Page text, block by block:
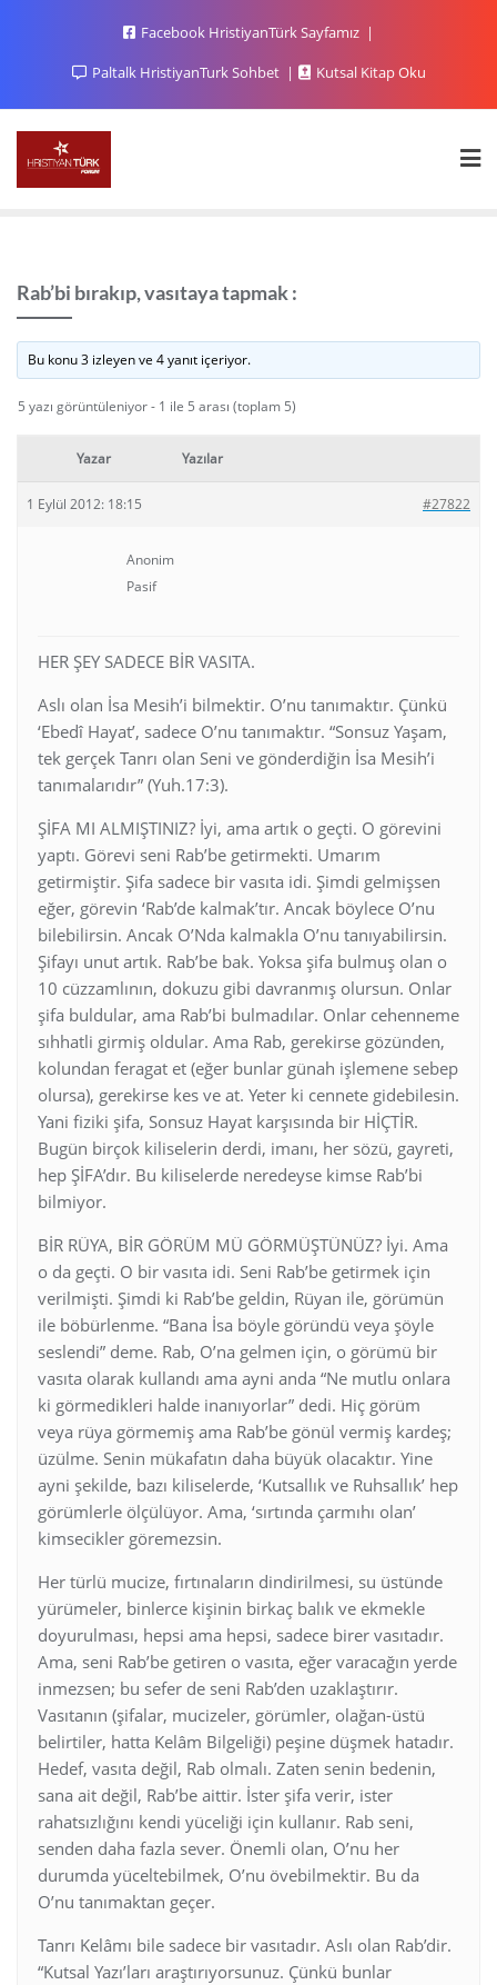
Facebook HristiyanTürk Sayfamız
Paltalk HristiyanTurk Sohbet
Kutsal Kitap Oku
Rab’bi bırakıp, vasıtaya tapmak :
Bu konu 3 izleyen ve 4 yanıt içeriyor.
5 yazı görüntüleniyor - 1 ile 5 arası (toplam 5)
Yazar Yazılar
1 Eylül 2012: 18:15 #27822
Anonim
Pasif
HER ŞEY SADECE BİR VASITA.
Aslı olan İsa Mesih’i bilmektir. O’nu tanımaktır. Çünkü
‘Ebedî Hayat’, sadece O’nu tanımaktır. “Sonsuz Yaşam,
tek gerçek Tanrı olan Seni ve gönderdiğin İsa Mesih’i
tanımalarıdır” (Yuh.17:3).
ŞİFA MI ALMIŞTINIZ? İyi, ama artık o geçti. O görevini
yaptı. Görevi seni Rab’be getirmekti. Umarım
getirmiştir. Şifa sadece bir vasıta idi. Şimdi gelmişsen
eğer, görevin ‘Rab’de kalmak’tır. Ancak böylece O’nu
bilebilirsin. Ancak O’Nda kalmakla O’nu tanıyabilirsin.
Şifayı unut artık. Rab’be bak. Yoksa şifa bulmuş olan o
10 cüzzamlının, dokuzu gibi davranmış olursun. Onlar
şifa buldular, ama Rab’bi bulmadılar. Onlar cehenneme
sıhhatli girmiş oldular. Ama Rab, gerekirse gözünden,
kolundan feragat et (eğer bunlar günah işlemene sebep
olursa), gerekirse kes ve at. Yeter ki cennete gidebilesin.
Yani fiziki şifa, Sonsuz Hayat karşısında bir HİÇTİR.
Bugün birçok kiliselerin derdi, imanı, her sözü, gayreti,
hep ŞİFA’dır. Bu kiliselerde neredeyse kimse Rab’bi
bilmiyor.
BİR RÜYA, BİR GÖRÜM MÜ GÖRMÜŞTÜNÜZ? İyi. Ama
o da geçti. O bir vasıta idi. Seni Rab’be getirmek için
verilmişti. Şimdi ki Rab’be geldin, Rüyan ile, görümün
ile böbürlenme. “Bana İsa böyle göründü veya şöyle
seslendi” deme. Rab, O’na gelmen için, o görümü bir
vasıta olarak kullandı ama ayni anda “Ne mutlu onlara
ki görmedikleri halde inanıyorlar” dedi. Hiç görüm
veya rüya görmemiş ama Rab’be gönül vermiş kardeş;
üzülme. Senin mükafatın daha büyük olacaktır. Yine
ayni şekilde, bazı kiliselerde, ‘Kutsallık ve Ruhsallık’ hep
görümlerle ölçülüyor. Ama, ‘sırtında çarmıhı olan’
kimsecikler göremezsin.
Her türlü mucize, fırtınaların dindirilmesi, su üstünde
yürümeler, binlerce kişinin birkaç balık ve ekmekle
doyurulması, hepsi ama hepsi, sadece birer vasıtadır.
Ama, seni Rab’be getiren o vasıta, eğer varacağın yerde
inmezsen; bu sefer de seni Rab’den uzaklaştırır.
Vasıtanın (şifalar, mucizeler, görümler, olağan-üstü
belirtiler, hatta Kelâm Bilgeliği) peşine düşmek hatadır.
Hedef, vasıta değil, Rab olmalı. Zaten senin bedenin,
sana ait değil, Rab’be aittir. İster şifa verir, ister
rahatsızlığını kendi yüceliği için kullanır. Rab seni,
senden daha fazla sever. Önemli olan, O’nu her
durumda yüceltebilmek, O’nu övebilmektir. Bu da
O’nu tanımaktan geçer.
Tanrı Kelâmı bile sadece bir vasıtadır. Aslı olan Rab’dir.
“Kutsal Yazı’ları araştırıyorsunuz. Çünkü bunlar